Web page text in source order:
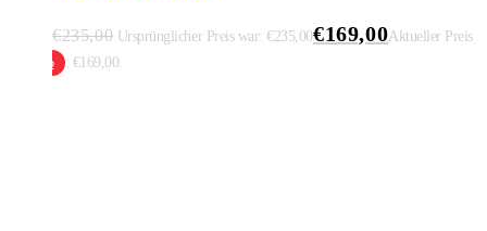
€235,00 Ursprünglicher Preis war: €235,00€169,00Aktueller Preis
ist: €169,00.